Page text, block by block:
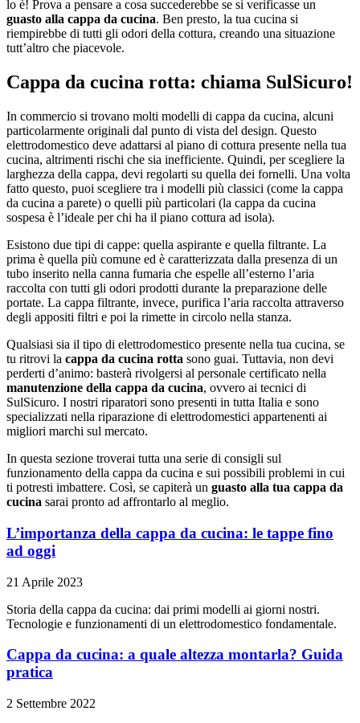
lo è! Prova a pensare a cosa succederebbe se si verificasse un
guasto alla cappa da cucina. Ben presto, la tua cucina si
riempirebbe di tutti gli odori della cottura, creando una situazione
tutt’altro che piacevole.
Cappa da cucina rotta: chiama SulSicuro!
In commercio si trovano molti modelli di cappa da cucina, alcuni
particolarmente originali dal punto di vista del design. Questo
elettrodomestico deve adattarsi al piano di cottura presente nella tua
cucina, altrimenti rischi che sia inefficiente. Quindi, per scegliere la
larghezza della cappa, devi regolarti su quella dei fornelli. Una volta
fatto questo, puoi scegliere tra i modelli più classici (come la cappa
da cucina a parete) o quelli più particolari (la cappa da cucina
sospesa è l’ideale per chi ha il piano cottura ad isola).
Esistono due tipi di cappe: quella aspirante e quella filtrante. La
prima è quella più comune ed è caratterizzata dalla presenza di un
tubo inserito nella canna fumaria che espelle all’esterno l’aria
raccolta con tutti gli odori prodotti durante la preparazione delle
portate. La cappa filtrante, invece, purifica l’aria raccolta attraverso
degli appositi filtri e poi la rimette in circolo nella stanza.
Qualsiasi sia il tipo di elettrodomestico presente nella tua cucina, se
tu ritrovi la cappa da cucina rotta sono guai. Tuttavia, non devi
perderti d’animo: basterà rivolgersi al personale certificato nella
manutenzione della cappa da cucina, ovvero ai tecnici di
SulSicuro. I nostri riparatori sono presenti in tutta Italia e sono
specializzati nella riparazione di elettrodomestici appartenenti ai
migliori marchi sul mercato.
In questa sezione troverai tutta una serie di consigli sul
funzionamento della cappa da cucina e sui possibili problemi in cui
ti potresti imbattere. Così, se capiterà un guasto alla tua cappa da
cucina sarai pronto ad affrontarlo al meglio.
L’importanza della cappa da cucina: le tappe fino
ad oggi
21 Aprile 2023
Storia della cappa da cucina: dai primi modelli ai giorni nostri.
Tecnologie e funzionamenti di un elettrodomestico fondamentale.
Cappa da cucina: a quale altezza montarla? Guida
pratica
2 Settembre 2022